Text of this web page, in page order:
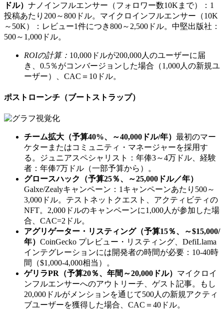
ドル） ナノインフルエンサー（フォロワー数10Kまで）：1
投稿あたり200～800ドル。マイクロインフルエンサー（10K
～50K）：レビュー1件につき800～2,500ドル。中堅出版社：
500～1,000ドル。
ROIの計算： 10,000ドルが200,000人のユーザーに届
き、0.5％がコンバージョンした場合（1,000人の新規ユ
ーザー）、CAC＝10ドル。
ポストローンチ（ブートストラップ）
チーム拡大（予算40%、～40,000ドル/年） 最初のマー
ケターまたはコミュニティ・マネージャーを採用す
る。ジュニアスペシャリスト：年俸3～4万ドル、経験
者：年俸7万ドル（一部予算から）。
グロースハック（予算25％、～25,000ドル／年）
Galxe/Zealyキャンペーン：1キャンペーンあたり500～
3,000ドル。テストネットクエスト、アクティビティの
NFT。2,000ドルのキャンペーンに1,000人が参加した場
合、CAC=2ドル。
アグリゲーター・リスティング（予算15％、～$15,000/
年） CoinGecko プレビュー・リスティング、DefiLlama
インテグレーションには開発者の時間が必要：10-40時
間（$1,000-4,000相当）。
ゲリラPR（予算20％、年間～20,000ドル） マイクロイ
ンフルエンサーへのアウトリーチ、ゲスト記事。もし
20,000ドルがメンションを通じて500人の新規アクティ
ブユーザーを獲得した場合、CAC＝40ドル。